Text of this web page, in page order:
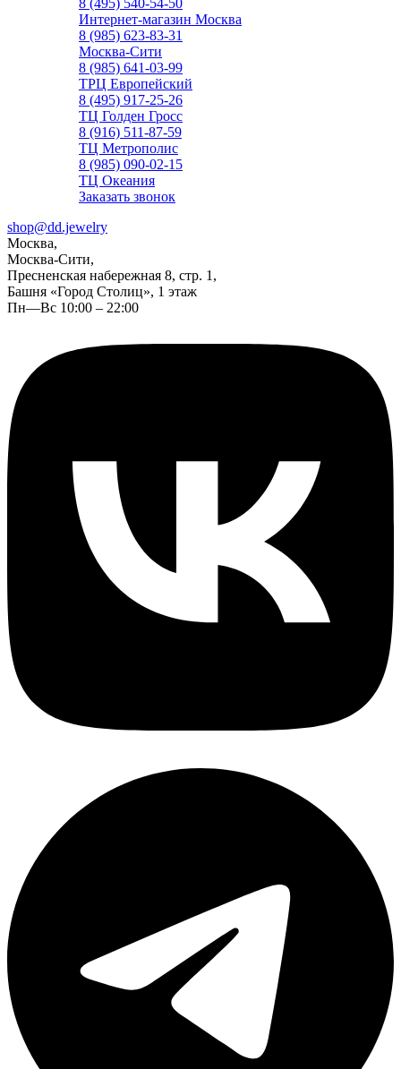
8 (495) 540-54-50
Интернет-магазин Москва
8 (985) 623-83-31
Москва-Сити
8 (985) 641-03-99
ТРЦ Европейский
8 (495) 917-25-26
ТЦ Голден Гросс
8 (916) 511-87-59
ТЦ Метрополис
8 (985) 090-02-15
ТЦ Океания
Заказать звонок
shop@dd.jewelry
Москва,
Москва-Сити,
Пресненская набережная 8, стр. 1,
Башня «Город Столиц», 1 этаж
Пн—Вс 10:00 – 22:00